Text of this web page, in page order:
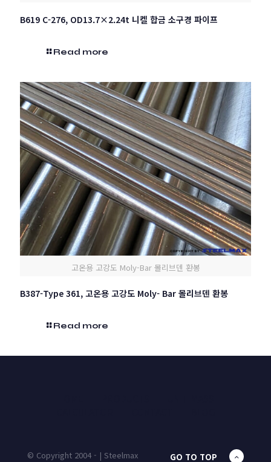
B619 C-276, OD13.7×2.24t 니켈 합금 소구경 파이프
Read more
고온용 고강도 Moly-Bar 몰리브덴 환봉
B387-Type 361, 고온용 고강도 Moly- Bar 몰리브덴 환봉
Read more
© Copyright 2004 - | Steelmax GO TO TOP